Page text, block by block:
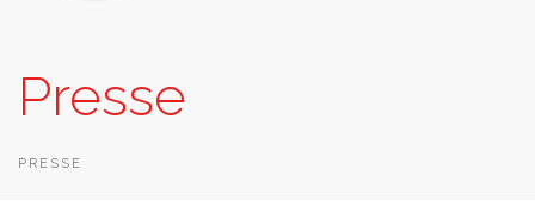
GRILLE DES PROGRAMMES
EMISSIONS / PODCASTS
Presse
PRESSE